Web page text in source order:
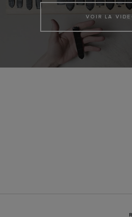
VOIR LA